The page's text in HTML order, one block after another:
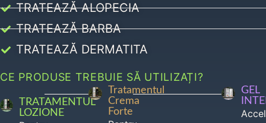
TRATEAZĂ ALOPECIA
TRATEAZĂ BARBA
TRATEAZĂ DERMATITA
CE PRODUSE TREBUIE SĂ UTILIZAȚI?
TRATAMENTUL
LOZIONE
Tratamentul
Crema
Forte
GEL